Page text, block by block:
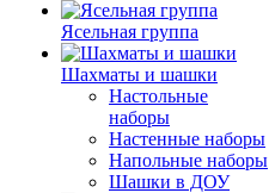
Ясельная группа
Шахматы и шашки
Настольные
наборы
Настенные наборы
Напольные наборы
Шашки в ДОУ